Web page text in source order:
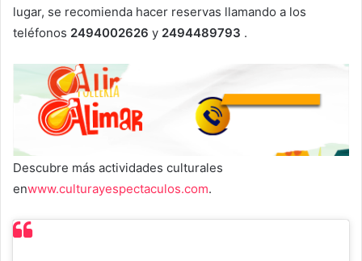
lugar, se recomienda hacer reservas llamando a los
teléfonos 2494002626 y 2494489793 .
Descubre más actividades culturales
enwww.culturayespectaculos.com.